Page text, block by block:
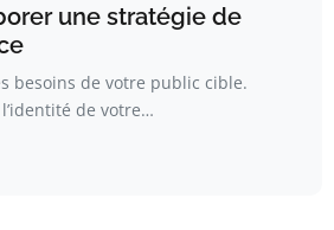
une stratégie de
besoins de votre public cible.
de votre…